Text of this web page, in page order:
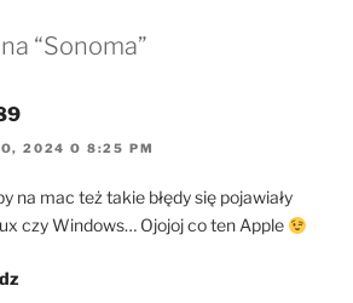
“Sonoma”
2024 O 8:25 PM
na mac też takie błędy się pojawiały
czy Windows… Ojojoj co ten Apple